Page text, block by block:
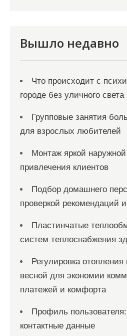
Вышло недавно
Что происходит с
городе без уличного света
Групповые занятия
для взрослых любителей
Монтаж яркой
привлечения клиентов
Подбор домашнего
проверкой рекомендаций
Пластинчатые
систем теплоснабжения
Регулировка отопления
весной для экономии
платежей и комфорта
Профиль
контактные данные